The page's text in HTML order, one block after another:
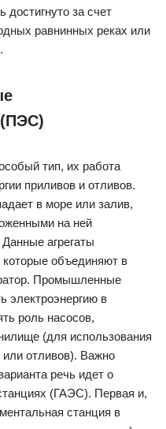
за счет
равнинных реках или
(ПЭС)
тип, их работа
приливов и отливов.
в море или залив,
на ней
агрегаты
которые объединяют в
Промышленные
электроэнергию в
роль насосов,
(для использования
или отливов). Важно
речь идет о
(ГАЭС). Первая и,
станция в